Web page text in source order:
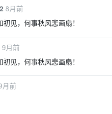
8月前
初见，何事秋风悲画扇！
9月前
初见，何事秋风悲画扇！
月前